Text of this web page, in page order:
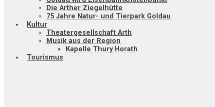
Die Arther Ziegelhütte
75 Jahre Natur- und Tierpark Goldau
Kultur
Theatergesellschaft Arth
Musik aus der Region
Kapelle Thury Horath
Tourismus